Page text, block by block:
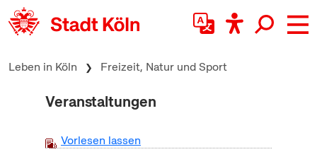
zum Inhalt springen
Leben in Köln Freizeit, Natur und Sport
Veranstaltungen
Vorlesen lassen